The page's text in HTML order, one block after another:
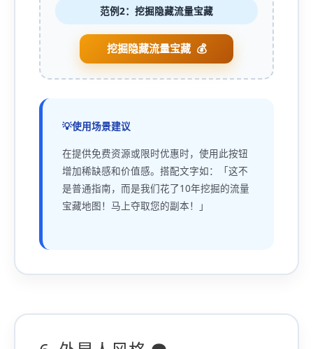
范例2：挖掘隐藏流量宝藏
挖掘隐藏流量宝藏
使用场景建议
在提供免费资源或限时优惠时，使用此按钮
增加稀缺感和价值感。搭配文字如：「这不
是普通指南，而是我们花了10年挖掘的流量
宝藏地图！马上夺取您的副本！」